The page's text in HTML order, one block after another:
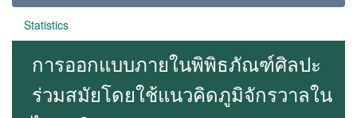
Statistics
การออกแบบภายในพิพิธภัณฑ์ศิลปะ
ร่วมสมัยโดยใช้แนวคิดภูมิจักรวาลใน